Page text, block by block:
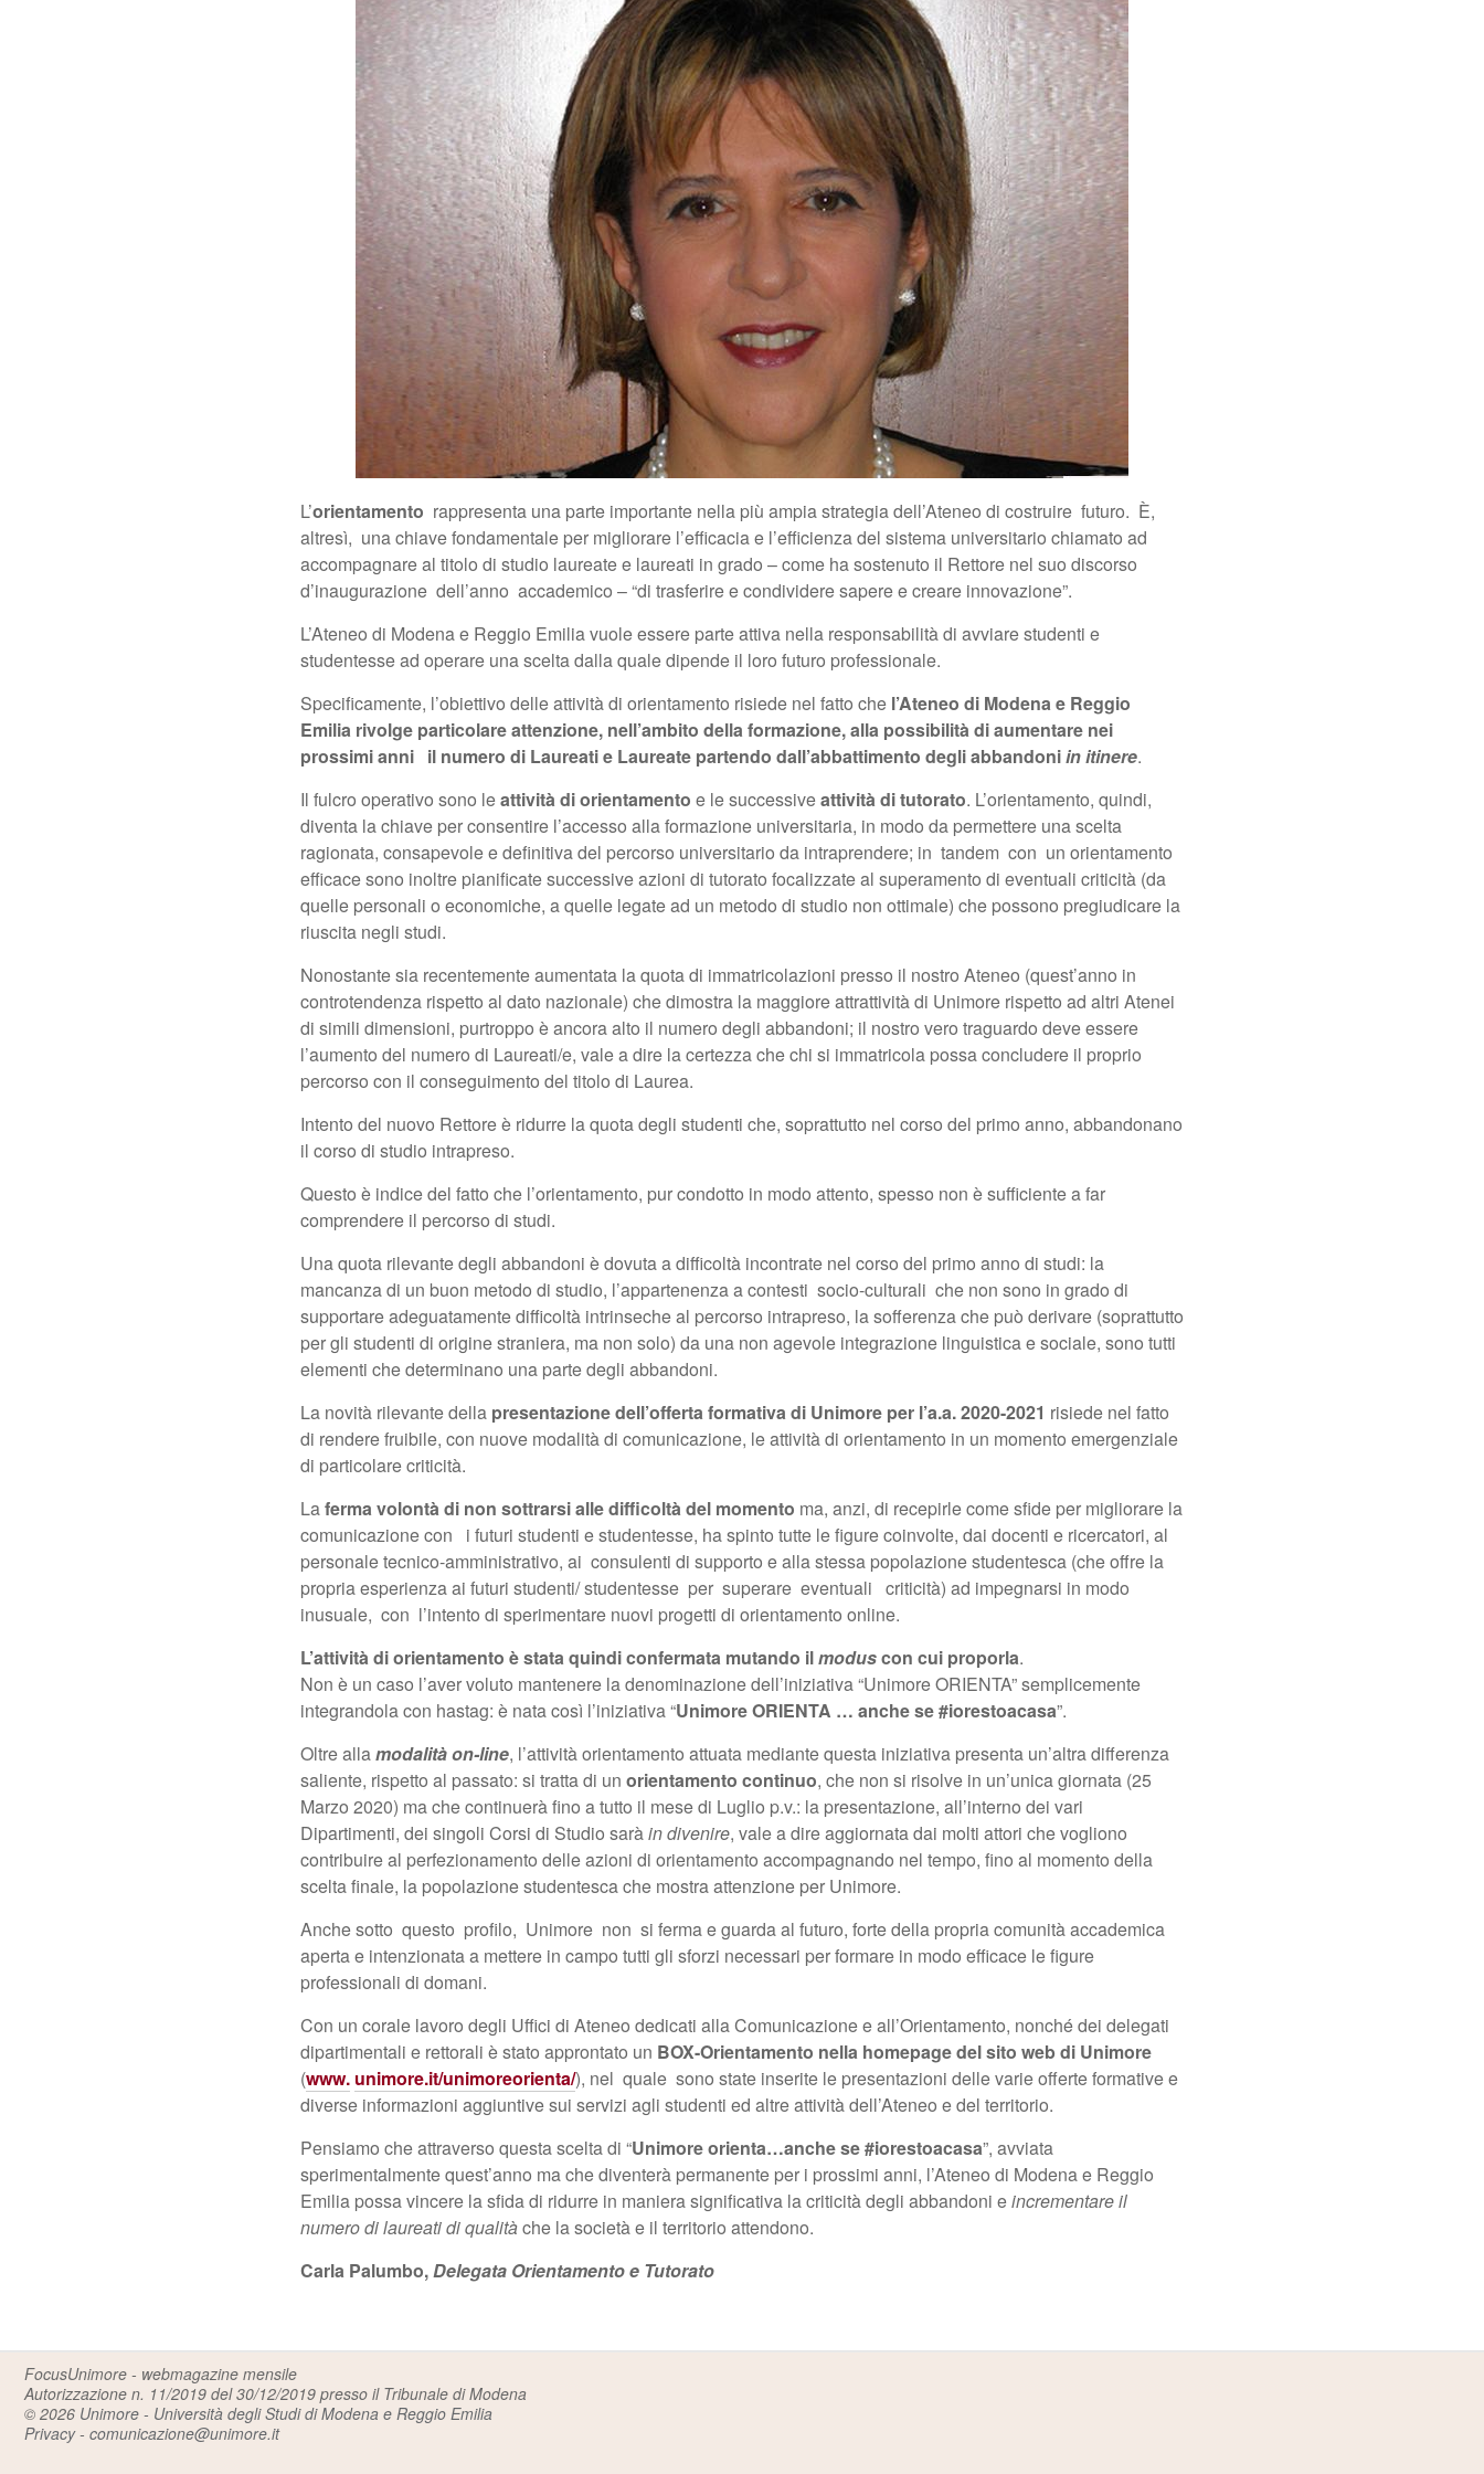
L’orientamento rappresenta una parte importante nella più ampia strategia dell’Ateneo di costruire futuro. È,
altresì, una chiave fondamentale per migliorare l’efficacia e l’efficienza del sistema universitario chiamato ad
accompagnare al titolo di studio laureate e laureati in grado – come ha sostenuto il Rettore nel suo discorso
d’inaugurazione dell’anno accademico – “di trasferire e condividere sapere e creare innovazione”.
L’Ateneo di Modena e Reggio Emilia vuole essere parte attiva nella responsabilità di avviare studenti e
studentesse ad operare una scelta dalla quale dipende il loro futuro professionale.
Specificamente, l’obiettivo delle attività di orientamento risiede nel fatto che l’Ateneo di Modena e Reggio
Emilia rivolge particolare attenzione, nell’ambito della formazione, alla possibilità di aumentare nei
prossimi anni il numero di Laureati e Laureate partendo dall’abbattimento degli abbandoniin itinere.
Il fulcro operativo sono leattività di orientamento e le successiveattività di tutorato. L’orientamento, quindi,
diventa la chiave per consentire l’accesso alla formazione universitaria, in modo da permettere una scelta
ragionata, consapevole e definitiva del percorso universitario da intraprendere; in tandem con un orientamento
efficace sono inoltre pianificate successive azioni di tutorato focalizzate al superamento di eventuali criticità (da
quelle personali o economiche, a quelle legate ad un metodo di studio non ottimale) che possono pregiudicare la
riuscita negli studi.
Nonostante sia recentemente aumentata la quota di immatricolazioni presso il nostro Ateneo (quest’anno in
controtendenza rispetto al dato nazionale) che dimostra la maggiore attrattività di Unimore rispetto ad altri Atenei
di simili dimensioni, purtroppo è ancora alto il numero degli abbandoni; il nostro vero traguardo deve essere
l’aumento del numero di Laureati/e, vale a dire la certezza che chi si immatricola possa concludere il proprio
percorso con il conseguimento del titolo di Laurea.
Intento del nuovo Rettore è ridurre la quota degli studenti che, soprattutto nel corso del primo anno, abbandonano
il corso di studio intrapreso.
Questo è indice del fatto che l’orientamento, pur condotto in modo attento, spesso non è sufficiente a far
comprendere il percorso di studi.
Una quota rilevante degli abbandoni è dovuta a difficoltà incontrate nel corso del primo anno di studi: la
mancanza di un buon metodo di studio, l’appartenenza a contesti socio-culturali che non sono in grado di
supportare adeguatamente difficoltà intrinseche al percorso intrapreso, la sofferenza che può derivare (soprattutto
per gli studenti di origine straniera, ma non solo) da una non agevole integrazione linguistica e sociale, sono tutti
elementi che determinano una parte degli abbandoni.
La novità rilevante della presentazione dell’offerta formativa di Unimore per l’a.a. 2020-2021 risiede nel fatto
di rendere fruibile, con nuove modalità di comunicazione, le attività di orientamento in un momento emergenziale
di particolare criticità.
Laferma volontà di non sottrarsi alle difficoltà del momento ma, anzi, di recepirle come sfide per migliorare la
comunicazione con i futuri studenti e studentesse, ha spinto tutte le figure coinvolte, dai docenti e ricercatori, al
personale tecnico-amministrativo, ai consulenti di supporto e alla stessa popolazione studentesca (che offre la
propria esperienza ai futuri studenti/ studentesse per superare eventuali criticità) ad impegnarsi in modo
inusuale, con l’intento di sperimentare nuovi progetti di orientamento online.
L’attività di orientamento è stata quindi confermata mutando ilmoduscon cui proporla.
Non è un caso l’aver voluto mantenere la denominazione dell’iniziativa “Unimore ORIENTA” semplicemente
integrandola con hastag: è nata così l’iniziativa “Unimore ORIENTA … anche se #iorestoacasa”.
Oltre allamodalità on-line, l’attività orientamento attuata mediante questa iniziativa presenta un’altra differenza
saliente, rispetto al passato: si tratta di un orientamento continuo, che non si risolve in un’unica giornata (25
Marzo 2020) ma che continuerà fino a tutto il mese di Luglio p.v.: la presentazione, all’interno dei vari
Dipartimenti, dei singoli Corsi di Studio saràin divenire, vale a dire aggiornata dai molti attori che vogliono
contribuire al perfezionamento delle azioni di orientamento accompagnando nel tempo, fino al momento della
scelta finale, la popolazione studentesca che mostra attenzione per Unimore.
Anche sotto questo profilo, Unimore non si ferma e guarda al futuro, forte della propria comunità accademica
aperta e intenzionata a mettere in campo tutti gli sforzi necessari per formare in modo efficace le figure
professionali di domani.
Con un corale lavoro degli Uffici di Ateneo dedicati alla Comunicazione e all’Orientamento, nonché dei delegati
dipartimentali e rettorali è stato approntato un BOX-Orientamento nella homepage del sito web di Unimore
(www. unimore.it/unimoreorienta/), nel quale sono state inserite le presentazioni delle varie offerte formative e
diverse informazioni aggiuntive sui servizi agli studenti ed altre attività dell’Ateneo e del territorio.
Pensiamo che attraverso questa scelta di “Unimore orienta…anche se #iorestoacasa”, avviata
sperimentalmente quest’anno ma che diventerà permanente per i prossimi anni, l’Ateneo di Modena e Reggio
Emilia possa vincere la sfida di ridurre in maniera significativa la criticità degli abbandoni eincrementare il
numero di laureati di qualitàche la società e il territorio attendono.
Carla Palumbo, Delegata Orientamento e Tutorato
FocusUnimore - webmagazine mensile
Autorizzazione n. 11/2019 del 30/12/2019 presso il Tribunale di Modena
© 2026 Unimore - Università degli Studi di Modena e Reggio Emilia
Privacy- comunicazione@unimore.it